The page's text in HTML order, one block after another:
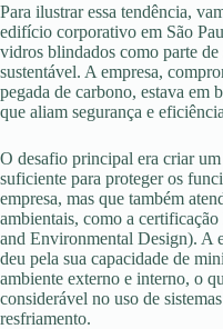
Para ilustrar essa tendência,
edifício corporativo em São
vidros blindados como parte de
sustentável. A empresa,
pegada de carbono, estava em
que aliam segurança e
O desafio principal era criar
suficiente para proteger os
empresa, mas que também
ambientais, como a
and Environmental Design). A
deu pela sua capacidade de
ambiente externo e interno, o
considerável no uso de
resfriamento.